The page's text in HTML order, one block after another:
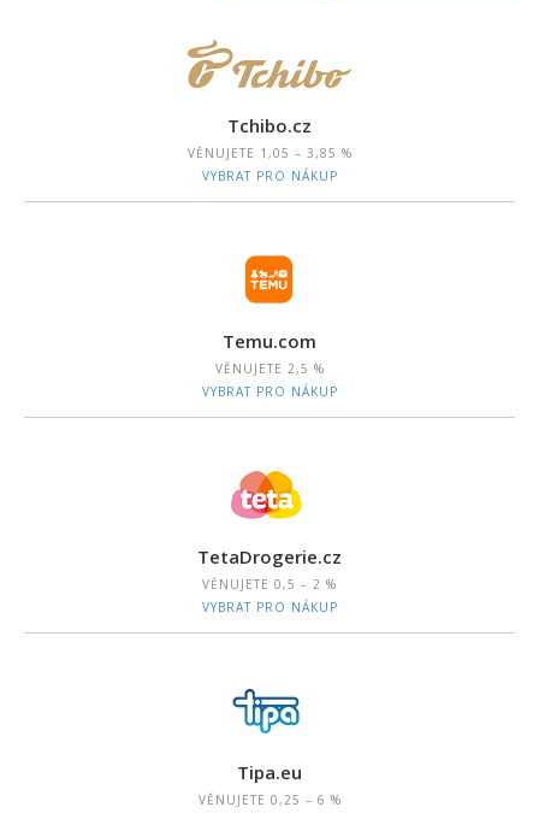
Tchibo.cz
VĚNUJETE 1,05 – 3,85 %
VYBRAT PRO NÁKUP
Temu.com
VĚNUJETE 2,5 %
VYBRAT PRO NÁKUP
TetaDrogerie.cz
VĚNUJETE 0,5 – 2 %
VYBRAT PRO NÁKUP
Tipa.eu
VĚNUJETE 0,25 – 6 %